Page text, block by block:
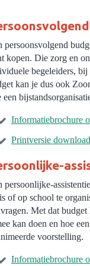
persoonsvolgend
kopen. Die zorg en
begeleiders,
kan je dus ook
een
Informatiebrochure
Printversie
persoonlijke-
of op school te
Met dat
kan doen en hoe
voorstelling.
Informatiebrochure